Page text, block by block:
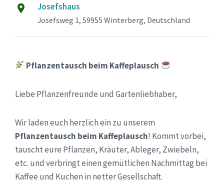
Josefshaus
Josefsweg 1, 59955 Winterberg, Deutschland
Pflanzentausch beim Kaffeplausch
Liebe Pflanzenfreunde und Gartenliebhaber,
Wir laden euch herzlich ein zu unserem
Pflanzentausch beim Kaffeplausch! Kommt vorbei,
tauscht eure Pflanzen, Kräuter, Ableger, Zwiebeln,
etc. und verbringt einen gemütlichen Nachmittag bei
Kaffee und Kuchen in netter Gesellschaft.